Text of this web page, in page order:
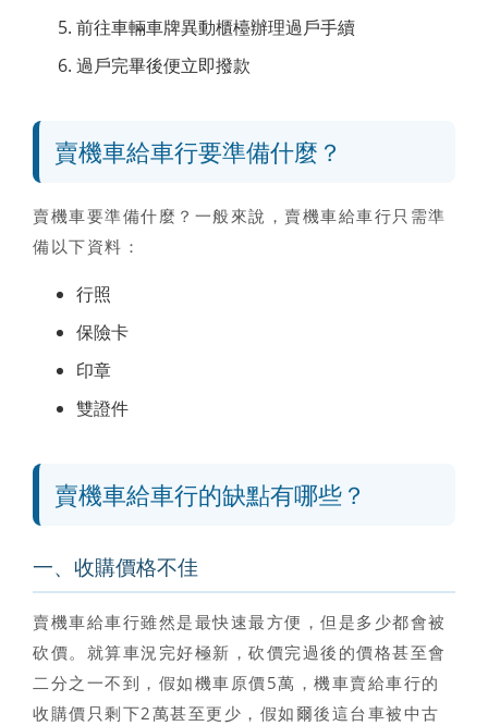
前往車輛車牌異動櫃檯辦理過戶手續
過戶完畢後便立即撥款
賣機車給車行要準備什麼？
賣機車要準備什麼？一般來說， 賣機車給車行只需準
備以下資料 ：
行照
保險卡
印章
雙證件
賣機車給車行的缺點有哪些？
一、收購價格不佳
賣機車給車行雖然是最快速最方便，但是多少都會被
砍價。就算車況完好極新，砍價完過後的價格甚至會
二分之一不到，假如機車原價5萬，機車賣給車行的
收購價只剩下2萬甚至更少，假如爾後這台車被中古